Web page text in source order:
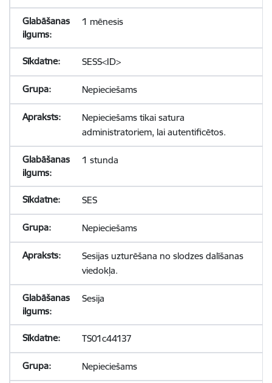
1 mēnesis
SESS<ID>
Nepieciešams
Nepieciešams tikai satura
administratoriem, lai autentificētos.
1 stunda
SES
Nepieciešams
Sesijas uzturēšana no slodzes dalīšanas
viedokļa.
Sesija
TS01c44137
Nepieciešams